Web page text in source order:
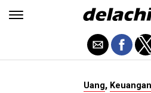
Uang,